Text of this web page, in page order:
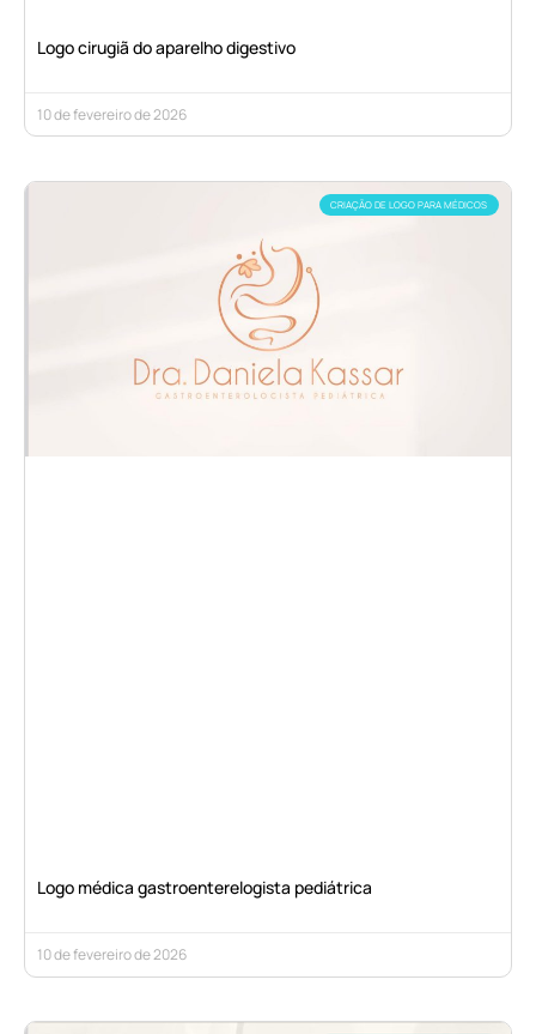
Logo cirugiã do aparelho digestivo
10 de fevereiro de 2026
CRIAÇÃO DE LOGO PARA MÉDICOS
Logo médica gastroenterelogista pediátrica
10 de fevereiro de 2026